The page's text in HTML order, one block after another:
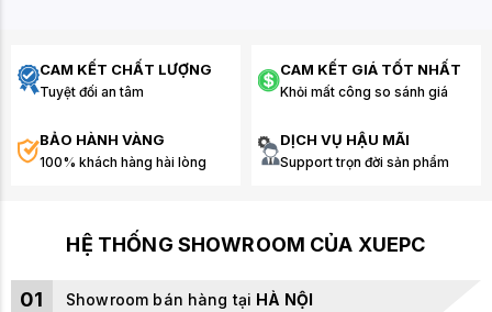
CAM KẾT CHẤT LƯỢNG
Tuyệt đối an tâm
CAM KẾT GIÁ TỐT NHẤT
Khỏi mất công so sánh giá
BẢO HÀNH VÀNG
100% khách hàng hài lòng
DỊCH VỤ HẬU MÃI
Support trọn đời sản phẩm
HỆ THỐNG SHOWROOM CỦA XUEPC
01 Showroom bán hàng tại HÀ NỘI